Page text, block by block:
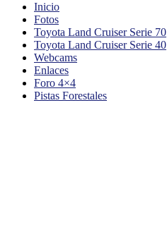
Inicio
Fotos
Toyota Land Cruiser Serie 70
Toyota Land Cruiser Serie 40
Webcams
Enlaces
Foro 4×4
Pistas Forestales